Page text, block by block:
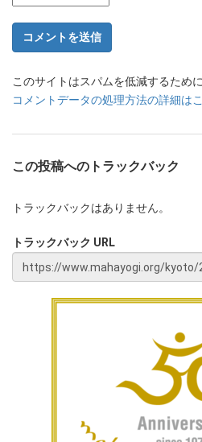
このサイトはスパムを低減するため
コメントデータの処理方法の詳細は
この投稿へのトラックバック
トラックバックはありません。
トラックバック URL